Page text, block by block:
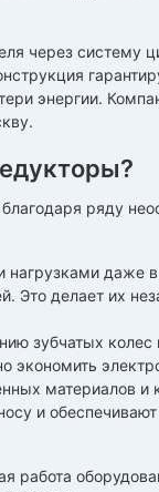
через систему
энергии.
ряду
даже
Это делает их
зубчатых колес
экономить
и